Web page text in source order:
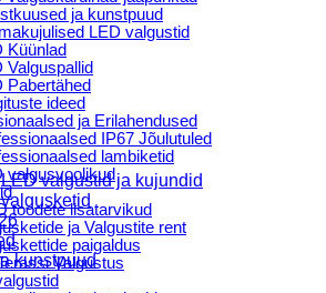
ja kunstpuud
LED valgustid
Küünlad
Valguspallid
Pabertähed
ideed
ja Erilahendused
IP67 Jõulutuled
lambiketid
valgusvoolikud
toodete lisatarvikud
ja Valgustite rent
paigaldus
Valgustus
valgustid ja kujundid
kunstpuud